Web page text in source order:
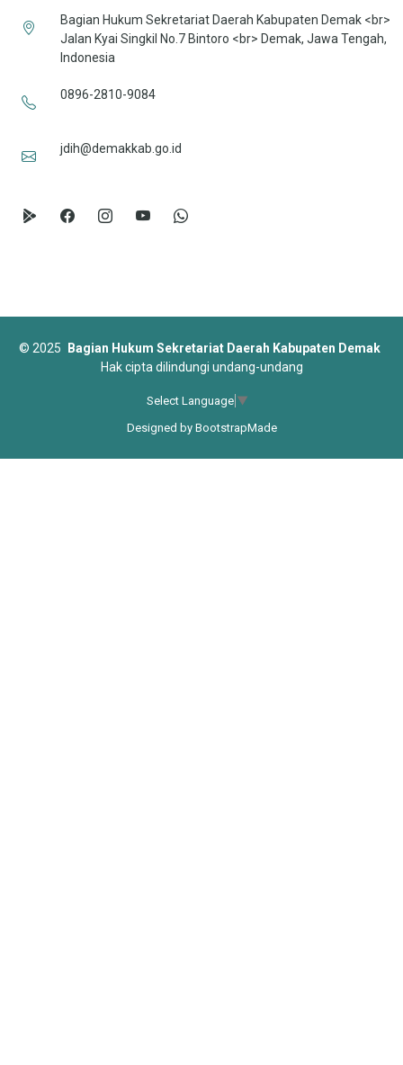
Bagian Hukum Sekretariat Daerah Kabupaten Demak <br>
Jalan Kyai Singkil No.7 Bintoro <br> Demak, Jawa Tengah,
Indonesia
0896-2810-9084
jdih@demakkab.go.id
© 2025
Bagian Hukum Sekretariat Daerah Kabupaten Demak
Hak cipta dilindungi undang-undang
Select Language ▼
Designed by BootstrapMade